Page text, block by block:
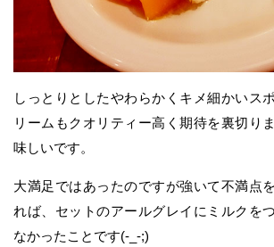
しっとりとしたやわらかくキメ細かいス
リームもクオリティー高く期待を裏切り
味しいです。
大満足ではあったのですが強いて不満点
れば、セットのアールグレイにミルクを
なかったことです(-_-;)